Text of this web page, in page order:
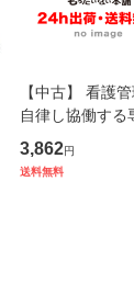
【中古】 看護
自律し協働する
の看護マネジメ
キル 改訂第3版 (
3,862円
送料無料